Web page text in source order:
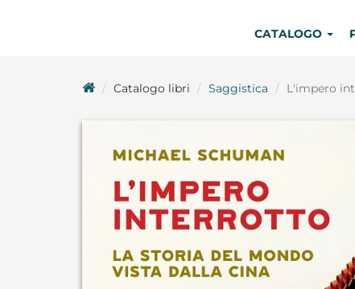
CATALOGO
Catalogo libri Saggistica L'impero